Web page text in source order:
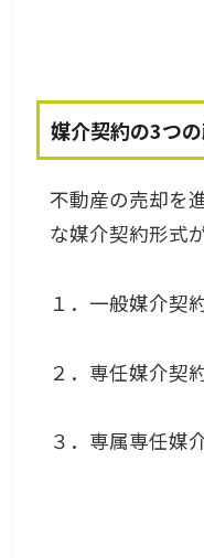
媒介契約の3つ
不動産の売却を
な媒介契約形式
１．一般媒介契
２．専任媒介契
３．専属専任媒